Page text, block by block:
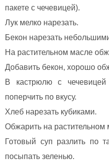
пакете с чечевицей).
Лук мелко нарезать.
Бекон нарезать
На растительном масле
Добавить бекон, хорошо
В кастрюлю с чечевицей
поперчить по вкусу.
Хлеб нарезать кубиками.
Обжарить на растительном
Готовый суп разлить по
посыпать зеленью.